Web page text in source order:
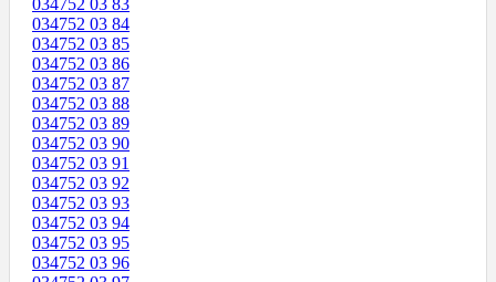
034752 03 83
034752 03 84
034752 03 85
034752 03 86
034752 03 87
034752 03 88
034752 03 89
034752 03 90
034752 03 91
034752 03 92
034752 03 93
034752 03 94
034752 03 95
034752 03 96